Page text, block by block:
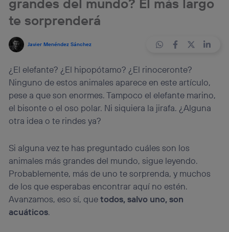
grandes del mundo? El más largo
te sorprenderá
Javier Menéndez Sánchez
¿El elefante? ¿El hipopótamo? ¿El rinoceronte?
Ninguno de estos animales aparece en este artículo,
pese a que son enormes. Tampoco el elefante marino,
el bisonte o el oso polar. Ni siquiera la jirafa. ¿Alguna
otra idea o te rindes ya?
Si alguna vez te has preguntado cuáles son los
animales más grandes del mundo, sigue leyendo.
Probablemente, más de uno te sorprenda, y muchos
de los que esperabas encontrar aquí no estén.
Avanzamos, eso sí, quetodos, salvo uno, son
acuáticos.